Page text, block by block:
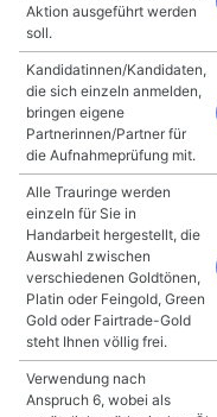
Aktion ausgeführt werden
soll.
Kandidatinnen/Kandidaten,
die sich einzeln anmelden,
bringen eigene
Partnerinnen/Partner für
die Aufnahmeprüfung mit.
Alle Trauringe werden
einzeln für Sie in
Handarbeit hergestellt, die
Auswahl zwischen
verschiedenen Goldtönen,
Platin oder Feingold, Green
Gold oder Fairtrade-Gold
steht Ihnen völlig frei.
Verwendung nach
Anspruch 6, wobei als